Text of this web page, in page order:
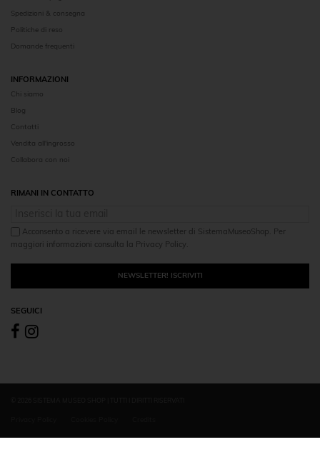
Spedizioni & consegna
Politiche di reso
Domande frequenti
INFORMAZIONI
Chi siamo
Blog
Contatti
Vendita all'ingrosso
Collabora con noi
RIMANI IN CONTATTO
Acconsento a ricevere via email le newsletter di SistemaMuseoShop. Per
maggiori informazioni consulta la Privacy Policy.
NEWSLETTER! ISCRIVITI
SEGUICI